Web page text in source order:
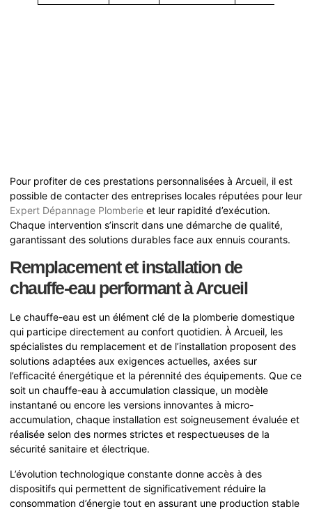
Pour profiter de ces prestations personnalisées à Arcueil, il est
possible de contacter des entreprises locales réputées pour leur
Expert Dépannage Plomberie et leur rapidité d’exécution.
Chaque intervention s’inscrit dans une démarche de qualité,
garantissant des solutions durables face aux ennuis courants.
Remplacement et installation de
chauffe-eau performant à Arcueil
Le chauffe-eau est un élément clé de la plomberie domestique
qui participe directement au confort quotidien. À Arcueil, les
spécialistes du remplacement et de l’installation proposent des
solutions adaptées aux exigences actuelles, axées sur
l’efficacité énergétique et la pérennité des équipements. Que ce
soit un chauffe-eau à accumulation classique, un modèle
instantané ou encore les versions innovantes à micro-
accumulation, chaque installation est soigneusement évaluée et
réalisée selon des normes strictes et respectueuses de la
sécurité sanitaire et électrique.
L’évolution technologique constante donne accès à des
dispositifs qui permettent de significativement réduire la
consommation d’énergie tout en assurant une production stable